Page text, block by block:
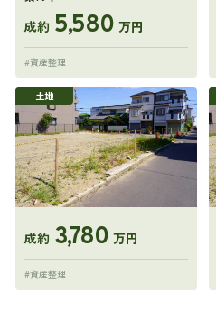
成約 5,580 万円
#資産整理
土地
成約 3,780 万円
#資産整理